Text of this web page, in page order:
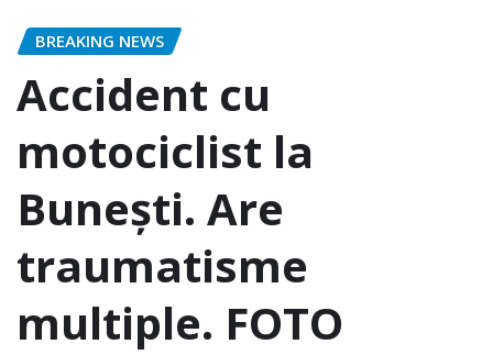
BREAKING NEWS
Accident cu
motociclist la
Bunești. Are
traumatisme
multiple. FOTO